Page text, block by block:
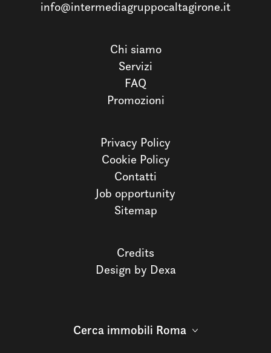
info@intermediagruppocaltagirone.it
Chi siamo
Servizi
FAQ
Promozioni
Privacy Policy
Cookie Policy
Contatti
Job opportunity
Sitemap
Credits
Design by Dexa
Cerca immobili Roma